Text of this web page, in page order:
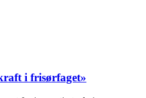
i frisørfaget»